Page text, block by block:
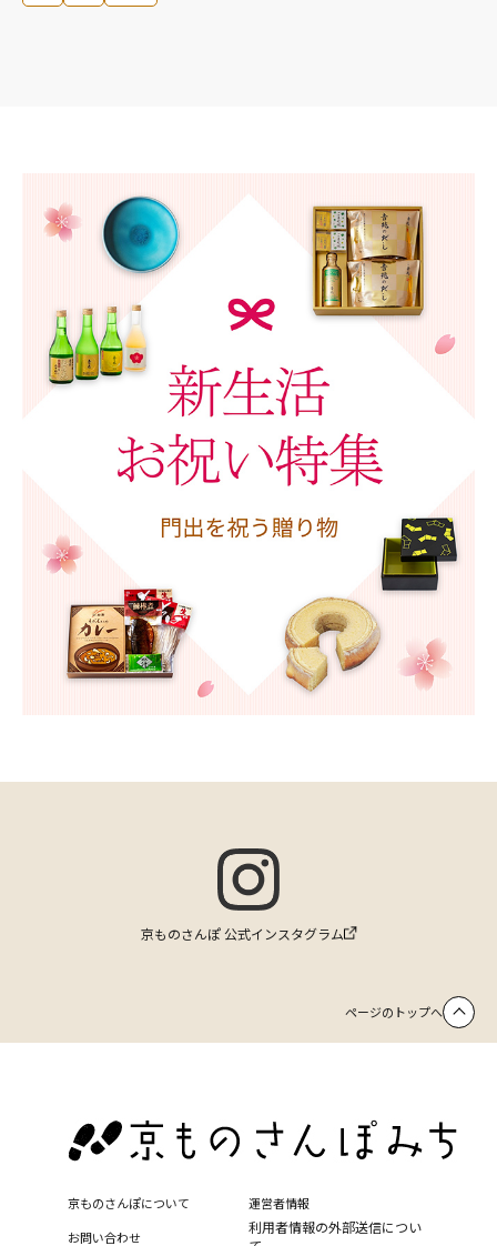
京ものさんぽ 公式インスタグラム
ページのトップへ
京ものさんぽについて
運営者情報
お問い合わせ
利用者情報の外部送信につい